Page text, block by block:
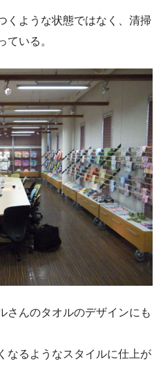
くような状態ではなく、清掃
ている。
さんのタオルのデザインにも
なるようなスタイルに仕上が